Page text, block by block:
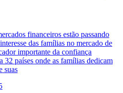
financeiros estão passando
das famílias no mercado de
importante da confiança
32 países onde as famílias dedicam
suas